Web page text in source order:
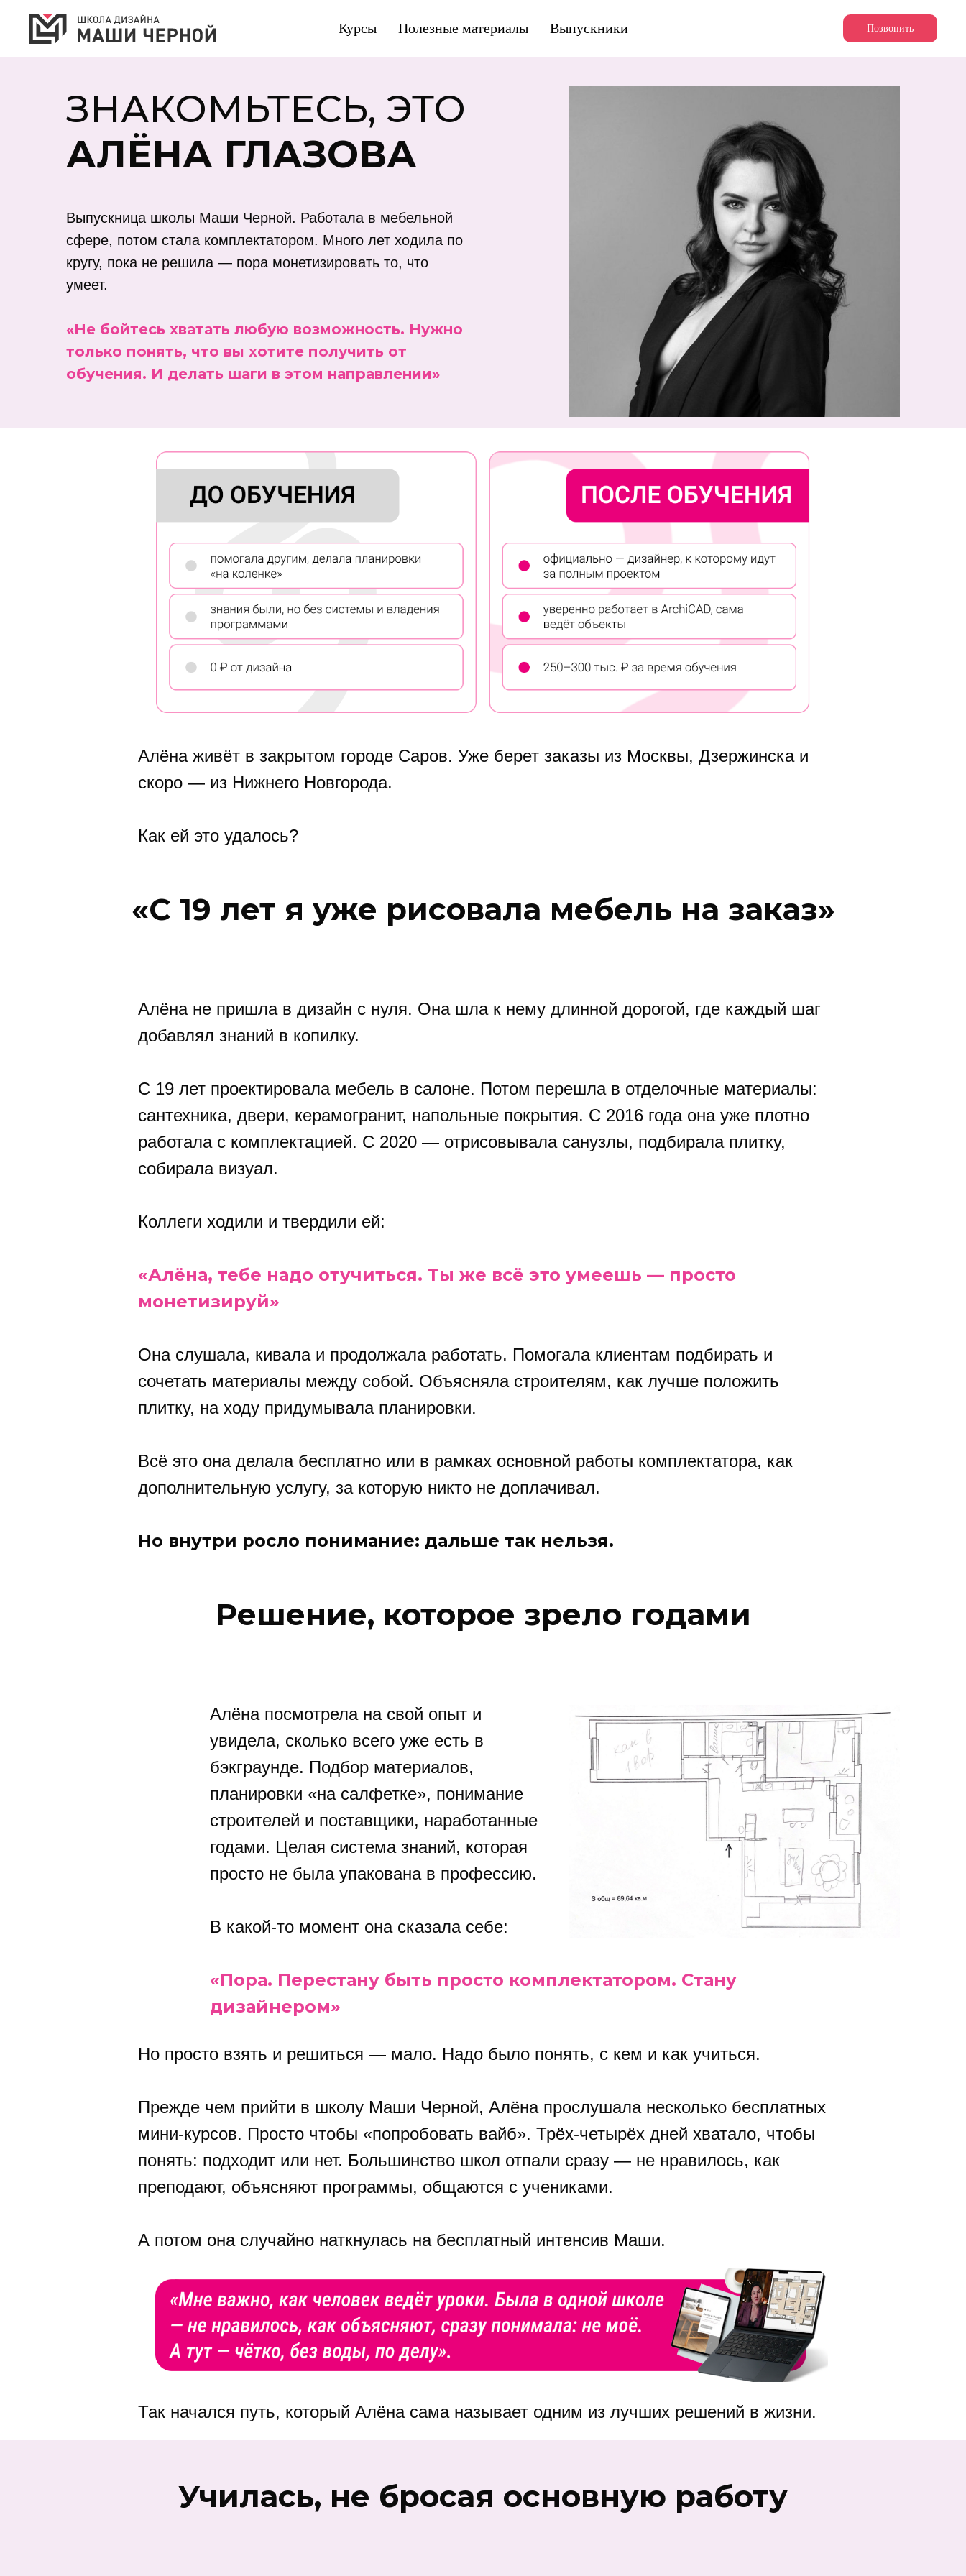
Курсы Полезные материалы Выпускники Позвонить
ЗНАКОМЬТЕСЬ, ЭТО
АЛЁНА ГЛАЗОВА
Выпускница школы Маши Черной. Работала в мебельной
сфере, потом стала комплектатором. Много лет ходила по
кругу, пока не решила — пора монетизировать то, что
умеет.
«Не бойтесь хватать любую возможность. Нужно
только понять, что вы хотите получить от
обучения. И делать шаги в этом направлении»
Алёна живёт в закрытом городе Саров. Уже берет заказы из Москвы, Дзержинска и
скоро — из Нижнего Новгорода.
Как ей это удалось?
«С 19 лет я уже рисовала мебель на заказ»
Алёна не пришла в дизайн с нуля. Она шла к нему длинной дорогой, где каждый шаг
добавлял знаний в копилку.
С 19 лет проектировала мебель в салоне. Потом перешла в отделочные материалы:
сантехника, двери, керамогранит, напольные покрытия. С 2016 года она уже плотно
работала с комплектацией. С 2020 — отрисовывала санузлы, подбирала плитку,
собирала визуал.
Коллеги ходили и твердили ей:
«Алёна, тебе надо отучиться. Ты же всё это умеешь — просто
монетизируй»
Она слушала, кивала и продолжала работать. Помогала клиентам подбирать и
сочетать материалы между собой. Объясняла строителям, как лучше положить
плитку, на ходу придумывала планировки.
Всё это она делала бесплатно или в рамках основной работы комплектатора, как
дополнительную услугу, за которую никто не доплачивал.
Но внутри росло понимание: дальше так нельзя.
Решение, которое зрело годами
Алёна посмотрела на свой опыт и
увидела, сколько всего уже есть в
бэкграунде. Подбор материалов,
планировки «на салфетке», понимание
строителей и поставщики, наработанные
годами. Целая система знаний, которая
просто не была упакована в профессию.
В какой-то момент она сказала себе:
«Пора. Перестану быть просто комплектатором. Стану
дизайнером»
Но просто взять и решиться — мало. Надо было понять, с кем и как учиться.
Прежде чем прийти в школу Маши Черной, Алёна прослушала несколько бесплатных
мини-курсов. Просто чтобы «попробовать вайб». Трёх-четырёх дней хватало, чтобы
понять: подходит или нет. Большинство школ отпали сразу — не нравилось, как
преподают, объясняют программы, общаются с учениками.
А потом она случайно наткнулась на бесплатный интенсив Маши.
Так начался путь, который Алёна сама называет одним из лучших решений в жизни.
Училась, не бросая основную работу